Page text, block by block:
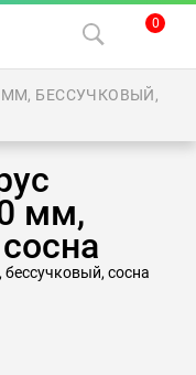
0
ММ, БЕССУЧКОВЫЙ,
мм,